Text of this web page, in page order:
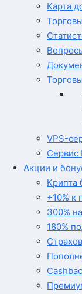
Карта
VPS-
Сервис
Акции и
Крипта
+10% к
300%
180%